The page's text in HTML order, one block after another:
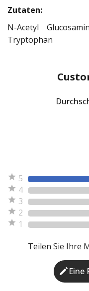
Zutaten:
N-Acetyl
Tryptophan
5
4
3
2
1
Teilen Sie Ihre
Eine